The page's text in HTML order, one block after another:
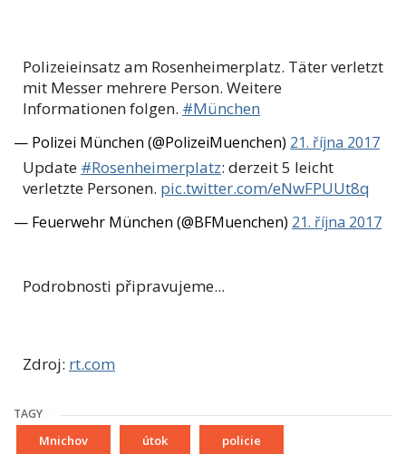
Polizeieinsatz am Rosenheimerplatz. Täter verletzt
mit Messer mehrere Person. Weitere
Informationen folgen. #München
— Polizei München (@PolizeiMuenchen) 21. října 2017
Update #Rosenheimerplatz: derzeit 5 leicht
verletzte Personen. pic.twitter.com/eNwFPUUt8q
— Feuerwehr München (@BFMuenchen) 21. října 2017
Podrobnosti připravujeme...
Zdroj: rt.com
TAGY
Mnichov útok policie